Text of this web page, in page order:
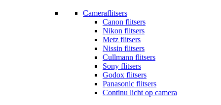
Cameraflitsers
Canon flitsers
Nikon flitsers
Metz flitsers
Nissin flitsers
Cullmann flitsers
Sony flitsers
Godox flitsers
Panasonic flitsers
Continu licht op camera